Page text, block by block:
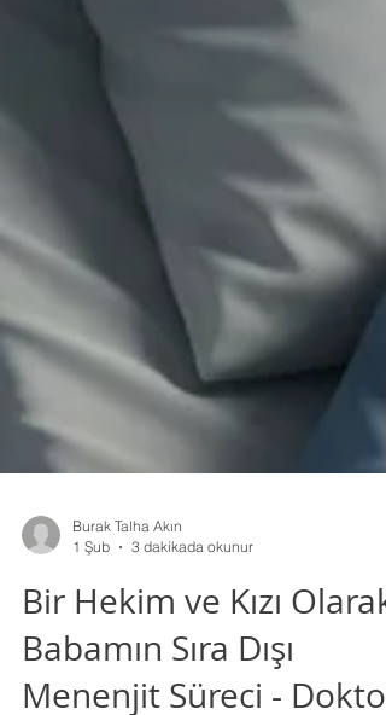
1 Şub
3 dakikada okunur
Bir Hekim ve Kızı Olarak
Babamın Sıra Dışı